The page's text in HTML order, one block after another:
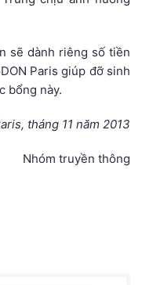
sẽ dành riêng số tiền
Paris giúp đỡ sinh
bổng này.
tháng 11 năm 2013
Nhóm truyền thông